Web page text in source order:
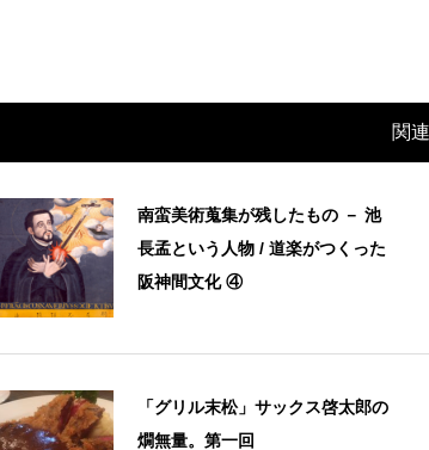
関
南蛮美術蒐集が残したもの － 池
長孟という人物 / 道楽がつくった
阪神間文化 ④
「グリル末松」サックス啓太郎の
燗無量。第一回
レビュー ～森の熊さん大好き、駆除